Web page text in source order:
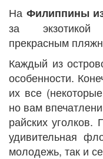
На Филиппины
за экзотикой
прекрасным
Каждый из
особенности.
их все
но вам
райских уголков.
удивительная
молодежь, так и